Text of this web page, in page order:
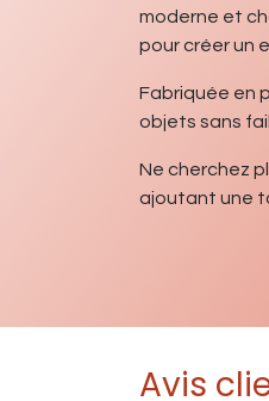
moderne et
pour créer un
Fabriquée en
objets sans
Ne cherchez
ajoutant une
Avis